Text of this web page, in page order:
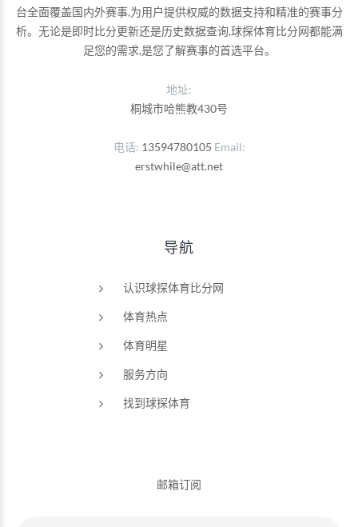
台全面覆盖国内外赛事,为用户提供权威的数据支持和精准的赛事分
析。无论是即时比分更新还是历史数据查询,球探体育比分网都能满
足您的需求,是您了解赛事的首选平台。
地址:
桐城市哈熊教430号
电话 13594780105 Email
erstwhile@att.net
导航
认识球探体育比分网
体育热点
体育明星
服务方向
找到球探体育
邮箱订阅